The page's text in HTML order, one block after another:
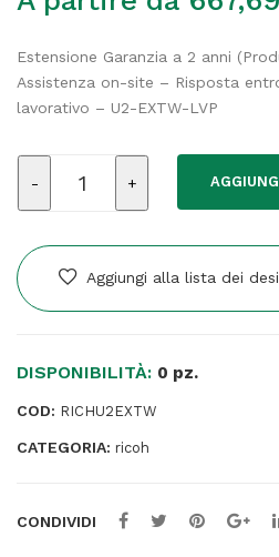
Estensione Garanzia a 2 anni
Assistenza on-site – Risposta
lavorativo – U2-EXTW-LVP
Ricoh
site
U2-
quantità
Aggiungi alla lista dei
DISPONIBILITÀ: 0 pz.
COD: RICHU2EXTW
CATEGORIA: ricoh
CONDIVIDI